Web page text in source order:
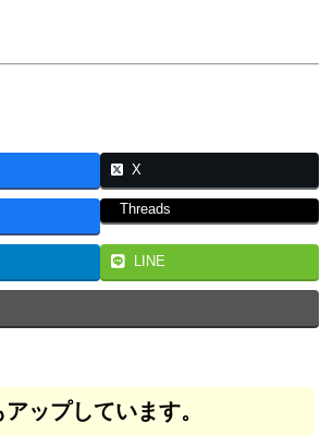
X
Threads
LINE
ップしています。